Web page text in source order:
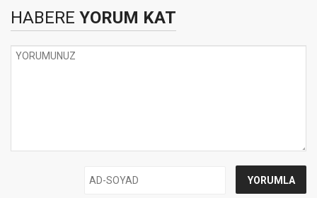
HABERE YORUM KAT